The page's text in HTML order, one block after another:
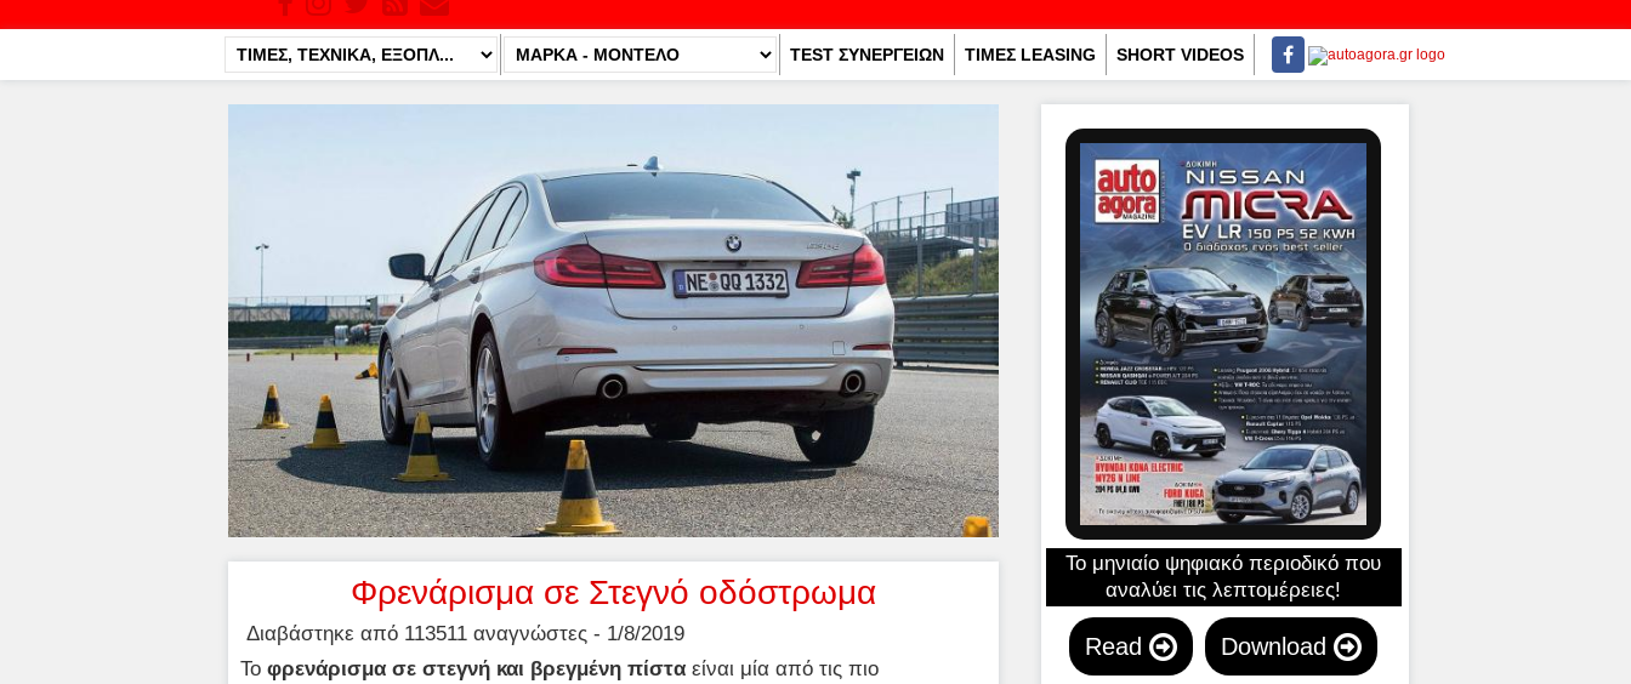
TEST ΣΥΝΕΡΓΕΙΩΝ ΤΙΜΕΣ LEASING SHORT VIDEOS
Φρενάρισμα σε Στεγνό οδόστρωμα
Διαβάστηκε από 113511 αναγνώστες - 1/8/2019
Το φρενάρισμα σε στεγνή και βρεγμένη πίστα είναι μία από τις πιο
Το μηνιαίο ψηφιακό περιοδικό που
αναλύει τις λεπτομέρειες!
Read Download